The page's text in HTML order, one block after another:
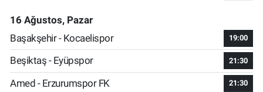
16 Ağustos, Pazar
Başakşehir - Kocaelispor
19:00
Beşiktaş - Eyüpspor 21:30
Amed - Erzurumspor FK 21:30